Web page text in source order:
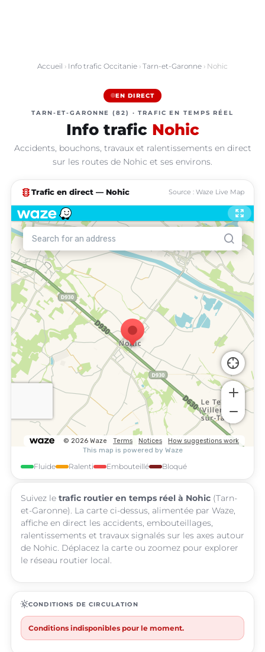
Accueil › Info trafic Occitanie › Tarn-et-Garonne › Nohic
EN DIRECT
TARN-ET-GARONNE (82) · TRAFIC EN TEMPS RÉEL
Info trafic Nohic
Accidents, bouchons, travaux et ralentissements en direct
sur les routes de Nohic et ses environs.
traffic Trafic en direct — Nohic Source : Waze Live Map
Fluide Ralenti Embouteillé Bloqué
Suivez le trafic routier en temps réel à Nohic (Tarn-
et-Garonne). La carte ci-dessus, alimentée par Waze,
affiche en direct les accidents, embouteillages,
ralentissements et travaux signalés sur les axes autour
de Nohic. Déplacez la carte ou zoomez pour explorer
le réseau routier local.
routineCONDITIONS DE CIRCULATION
Conditions indisponibles pour le moment.